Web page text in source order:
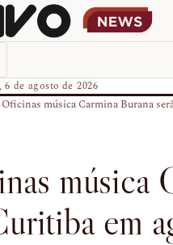
de agosto de 2026
›Oficinas música Carmina Burana
música
em